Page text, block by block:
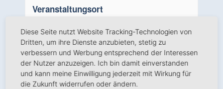
Veranstaltungsort
Ranawerkstraße 2
Schwandorf, Bayern 92421 Deutschland
+ Google Karte anzeigen
Telefon:
09431 64412
Diese Seite nutzt Website Tracking-Technologien von
Dritten, um ihre Dienste anzubieten, stetig zu
verbessern und Werbung entsprechend der Interessen
der Nutzer anzuzeigen. Ich bin damit einverstanden
und kann meine Einwilligung jederzeit mit Wirkung für
die Zukunft widerrufen oder ändern.